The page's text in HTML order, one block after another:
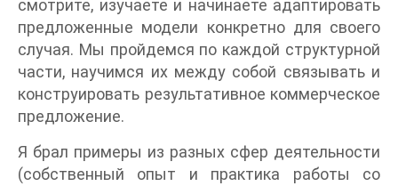
смотрите, изучаете и начинаете адаптировать
предложенные модели конкретно для своего
случая. Мы пройдемся по каждой структурной
части, научимся их между собой связывать и
конструировать результативное коммерческое
предложение.
Я брал примеры из разных сфер деятельности
(собственный опыт и практика работы со